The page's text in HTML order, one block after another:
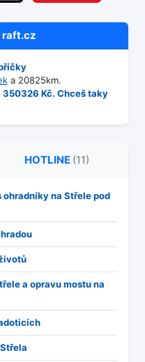
raft.cz
a 20825km.
Kč. Chceš taky
HOTLINE (11)
na Střele pod
a opravu mostu na